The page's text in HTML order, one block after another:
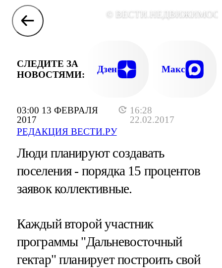
03:00 13 ФЕВРАЛЯ
2017
16:28
22.02.2017
РЕДАКЦИЯ ВЕСТИ.РУ
©
СЛЕДИТЕ ЗА
НОВОСТЯМИ:
Дзен Макс
Люди планируют создавать
поселения - порядка 15 процентов
заявок коллективные.
Каждый второй участник
программы "Дальневосточный
гектар" планирует построить свой